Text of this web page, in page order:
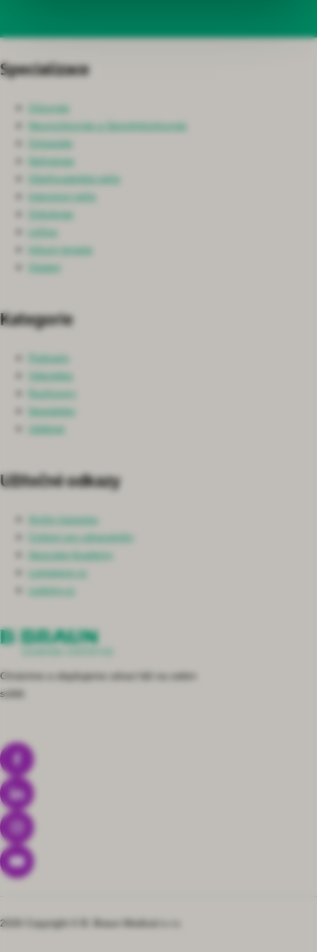
Chráníme a zlepšujeme zdraví lidí na celém
světě.
Specializace
Chirurgie
Neurochirurgie a Spondylochirurgie
Ortopedie
Nefrologie
Ošetřovatelská péče
Intenzivní péče
Onkologie
Léčiva
Infuzní terapie
Ostatní
Kategorie
Podcasty
Videotéka
Rozhovory
Newsletter
Události
Užitečné odkazy
Archiv časopisu
Cvičení pro zdravotníky
Aesculap Academy
Lepsipece.cz
Ledviny.cz
2026 Copyright © B. Braun Medical s.r.o.